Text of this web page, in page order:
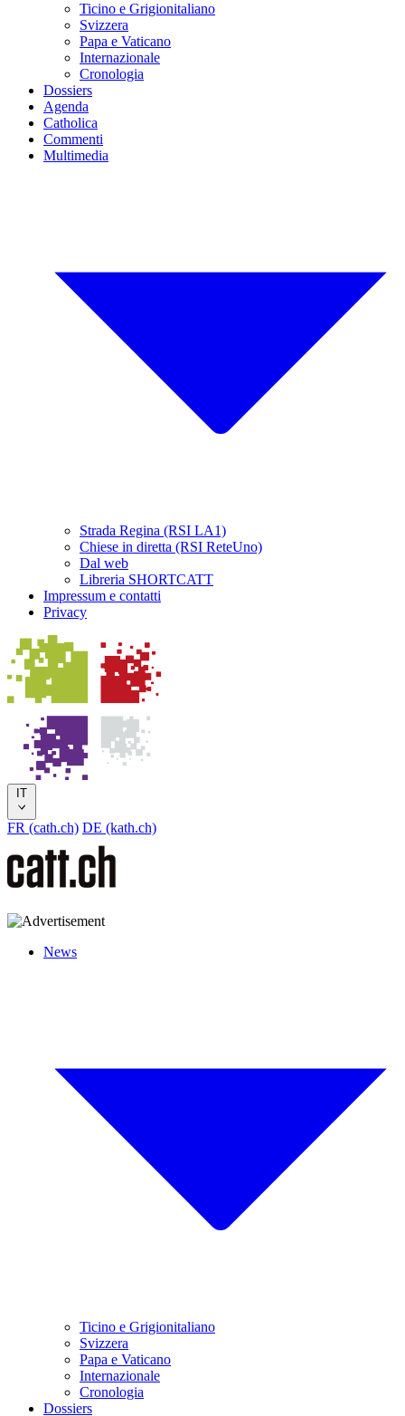
Ticino e Grigionitaliano
Svizzera
Papa e Vaticano
Internazionale
Cronologia
Dossiers
Agenda
Catholica
Commenti
Multimedia
Strada Regina (RSI LA1)
Chiese in diretta (RSI ReteUno)
Dal web
Libreria SHORTCATT
Impressum e contatti
Privacy
IT
FR (cath.ch) DE (kath.ch)
News
Ticino e Grigionitaliano
Svizzera
Papa e Vaticano
Internazionale
Cronologia
Dossiers